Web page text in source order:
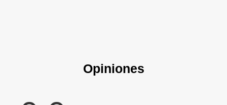
Opiniones